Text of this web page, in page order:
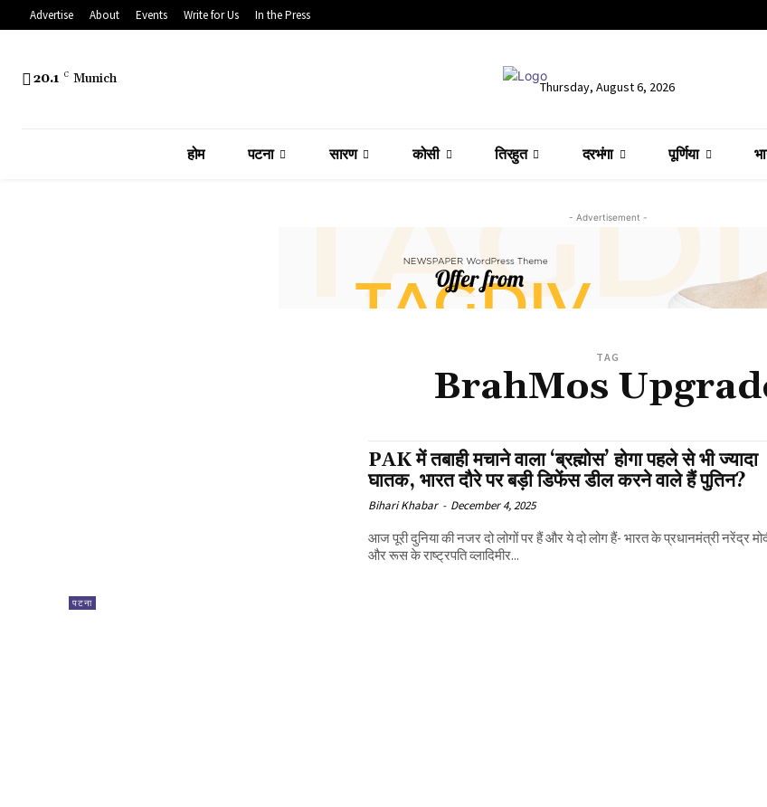
Advertise About Events Write for Us In the Press
20.1 C Munich Thursday, August 6, 2026
होम पटना सारण कोसी तिरहुत दरभंगा पूर्णिया
- Advertisement -
TAG
BrahMos
पटना
PAK में तबाही मचाने वाला ‘ब्रह्मोस’ होगा पहले से भी ज्यादा
घातक, भारत दौरे पर बड़ी डिफेंस डील करने वाले हैं पुतिन?
Bihari Khabar - December 4, 2025
आज पूरी दुनिया की नजर दो लोगों पर हैं और ये दो लोग हैं- भारत के प्रधानमंत्री नरेंद्र
और रूस के राष्ट्रपति व्लादिमीर...